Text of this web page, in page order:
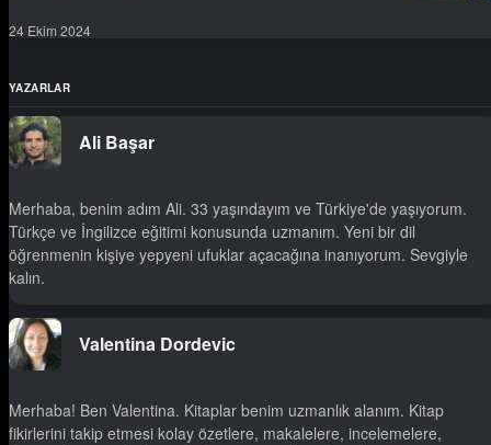
24 Ekim 2024
YAZARLAR
Ali Başar
Merhaba, benim adım Ali. 33 yaşındayım ve Türkiye'de yaşıyorum.
Türkçe ve İngilizce eğitimi konusunda uzmanım. Yeni bir dil
öğrenmenin kişiye yepyeni ufuklar açacağına inanıyorum. Sevgiyle
kalın.
Valentina Dordevic
Merhaba! Ben Valentina. Kitaplar benim uzmanlık alanım. Kitap
fikirlerini takip etmesi kolay özetlere, makalelere, incelemelere,